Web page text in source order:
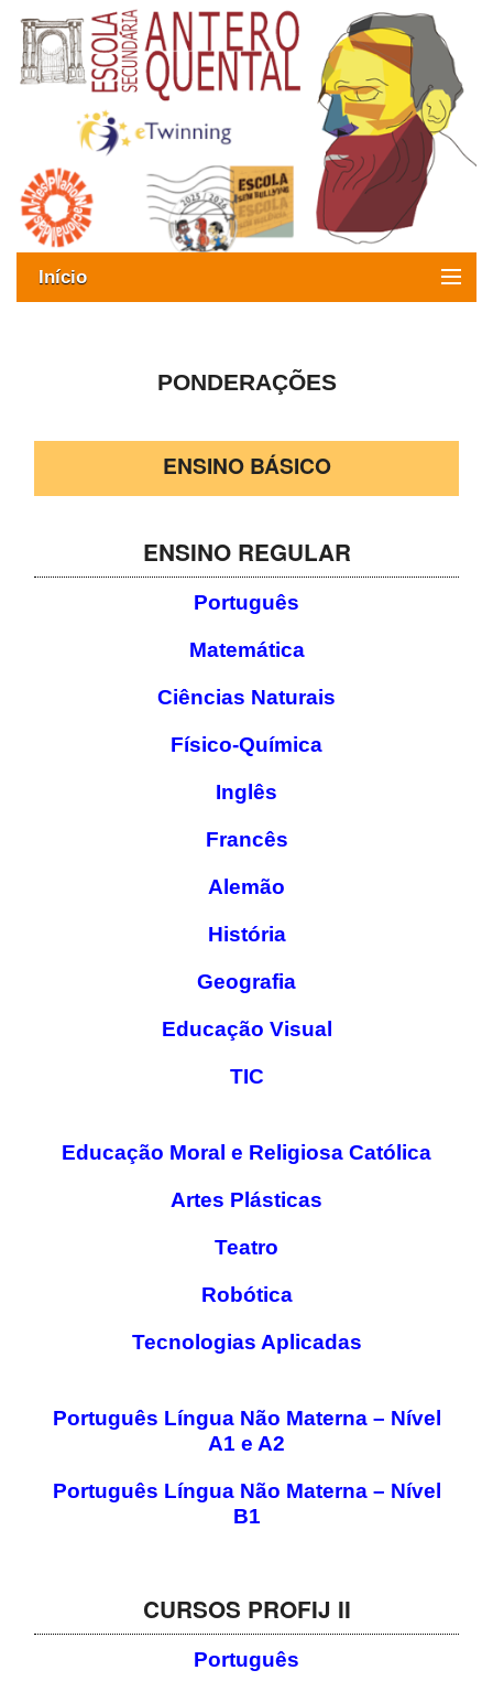
Início
ESAQ sem Bullying
PONDERAÇÕES
ENSINO BÁSICO
ENSINO REGULAR
Português
Matemática
Ciências Naturais
Físico-Química
Inglês
Francês
Alemão
História
Geografia
Educação Visual
TIC
Educação Moral e Religiosa Católica
Artes Plásticas
Teatro
Robótica
Tecnologias Aplicadas
Português Língua Não Materna – Nível
A1 e A2
Português Língua Não Materna – Nível
B1
CURSOS PROFIJ II
Português